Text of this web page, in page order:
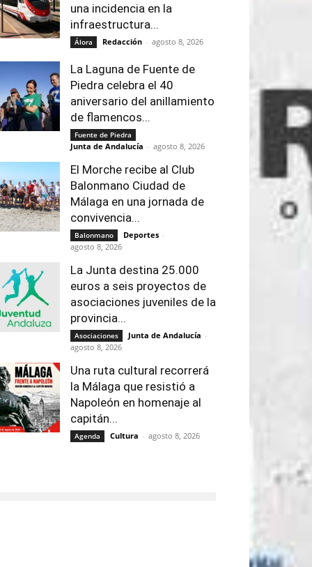
una incidencia en la
infraestructura...
Álora Redacción - agosto 8, 2026
La Laguna de Fuente de
Piedra celebra el 40
aniversario del anillamiento
de flamencos...
Fuente de Piedra
Junta de Andalucía - agosto 8, 2026
El Morche recibe al Club
Balonmano Ciudad de
Málaga en una jornada de
convivencia...
Balonmano Deportes -
agosto 8, 2026
La Junta destina 25.000
euros a seis proyectos de
asociaciones juveniles de la
provincia...
Asociaciones Junta de Andalucía -
agosto 8, 2026
Una ruta cultural recorrerá
la Málaga que resistió a
Napoleón en homenaje al
capitán...
Agenda Cultura - agosto 8, 2026